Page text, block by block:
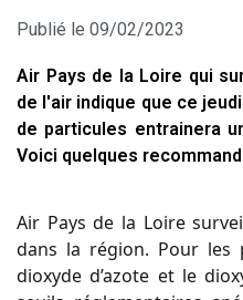
Publié le 09/02/2023
Air Pays de la Loire qui
de l'air indique que ce
de particules entrainera
Voici quelques
Air Pays de la Loire
dans la région. Pour les
dioxyde d’azote et le